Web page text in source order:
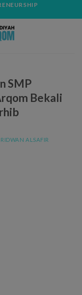
SMP
Bekali
ALSAFIR